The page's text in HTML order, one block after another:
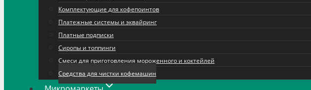
Комплектующие для кофепоинтов
Платежные системы и эквайринг
Платные подписки
Сиропы и топпинги
Смеси для приготовления мороженного и коктейлей
Средства для чистки кофемашин